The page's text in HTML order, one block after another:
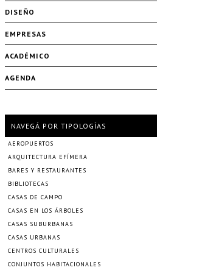
DISEÑO
EMPRESAS
ACADÉMICO
AGENDA
NAVEGÁ POR TIPOLOGÍAS
AEROPUERTOS
ARQUITECTURA EFÍMERA
BARES Y RESTAURANTES
BIBLIOTECAS
CASAS DE CAMPO
CASAS EN LOS ÁRBOLES
CASAS SUBURBANAS
CASAS URBANAS
CENTROS CULTURALES
CONJUNTOS HABITACIONALES